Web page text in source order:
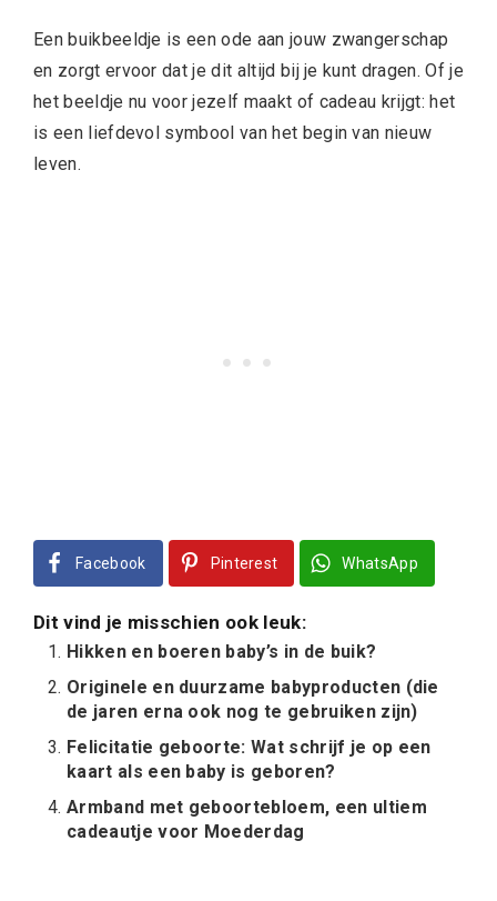
Een buikbeeldje is een ode aan jouw zwangerschap
en zorgt ervoor dat je dit altijd bij je kunt dragen. Of je
het beeldje nu voor jezelf maakt of cadeau krijgt: het
is een liefdevol symbool van het begin van nieuw
leven.
Facebook Pinterest WhatsApp
Dit vind je misschien ook leuk:
Hikken en boeren baby’s in de buik?
Originele en duurzame babyproducten (die
de jaren erna ook nog te gebruiken zijn)
Felicitatie geboorte: Wat schrijf je op een
kaart als een baby is geboren?
Armband met geboortebloem, een ultiem
cadeautje voor Moederdag